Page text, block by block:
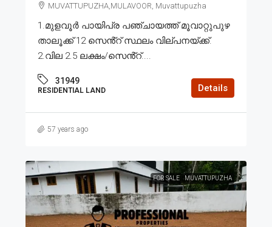
MUVATTUPUZHA,MULAVOOR, Muvattupuzha
1.മുളവൂർ പായിപ്ര പഞ്ചായത്ത് മൂവാറ്റുപുഴ
താലൂക്ക് 12 സെൻ്റ് സ്ഥലം വില്പനയ്ക്ക്.
2.വില 2.5 ലക്ഷം/സെൻ്റ്....
31949
RESIDENTIAL LAND Details
57 years ago
FOR SALE MUVATTUPUZHA